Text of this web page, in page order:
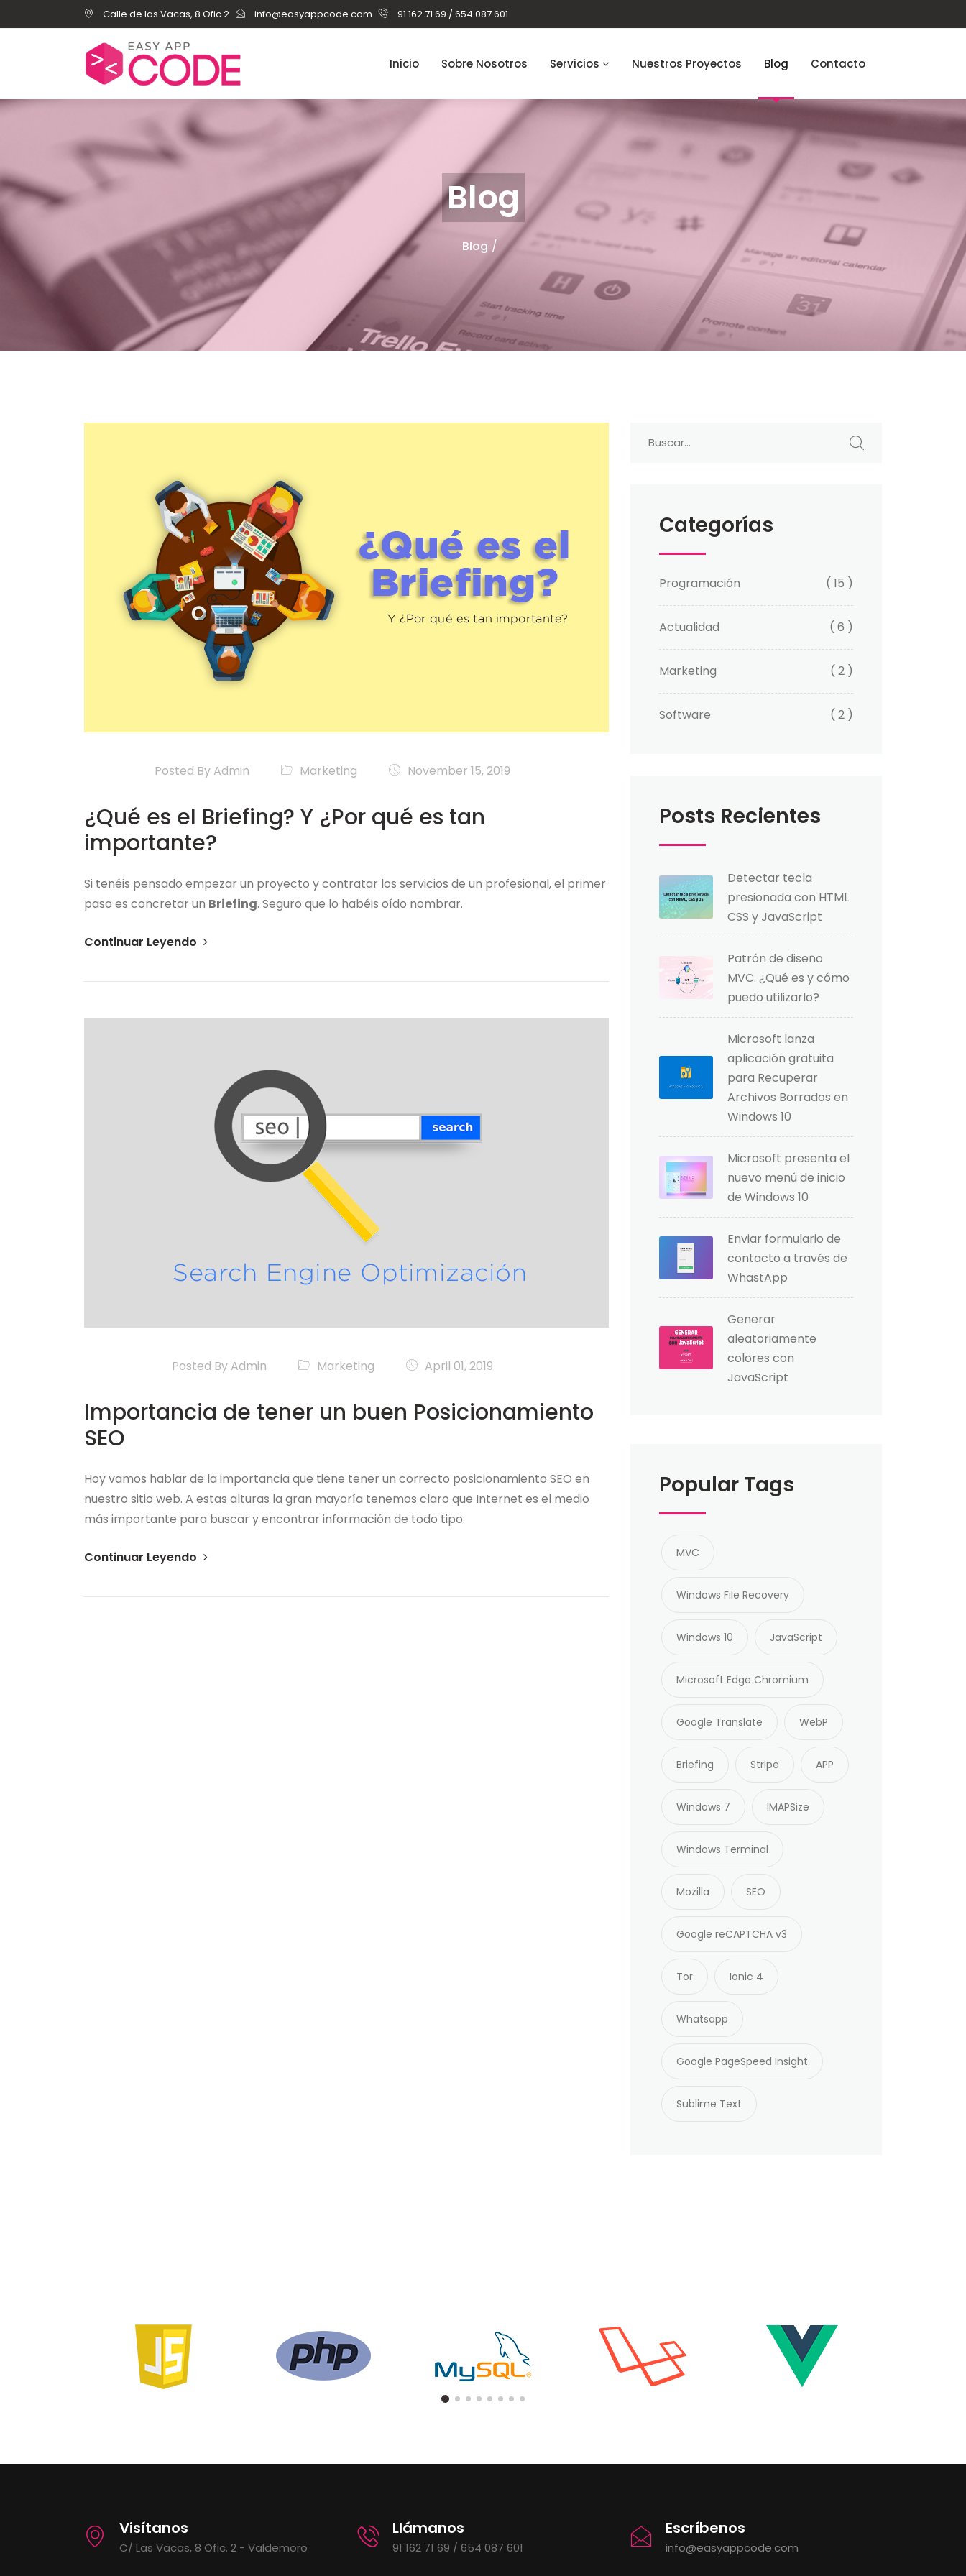
Calle de las Vacas, 8 Ofic.2 info@easyappcode.com 91 162 71 69 / 654 087 601
Inicio Sobre Nosotros Servicios Nuestros Proyectos Blog Contacto
Blog
Blog
Posted ByAdmin Marketing November 15, 2019
¿Qué es el Briefing? Y ¿Por qué es tan
importante?
Si tenéis pensado empezar un proyecto y contratar los servicios de un profesional, el primer
paso es concretar un Briefing. Seguro que lo habéis oído nombrar.
Continuar Leyendo
Posted ByAdmin Marketing April 01, 2019
Importancia de tener un buen Posicionamiento
SEO
Hoy vamos hablar de la importancia que tiene tener un correcto posicionamiento SEO en
nuestro sitio web. A estas alturas la gran mayoría tenemos claro que Internet es el medio
más importante para buscar y encontrar información de todo tipo.
Continuar Leyendo
Categorías
Programación ( 15 )
Actualidad ( 6 )
Marketing ( 2 )
Software ( 2 )
Posts Recientes
Detectar tecla
presionada con HTML
CSS y JavaScript
Patrón de diseño
MVC. ¿Qué es y cómo
puedo utilizarlo?
Microsoft lanza
aplicación gratuita
para Recuperar
Archivos Borrados en
Windows 10
Microsoft presenta el
nuevo menú de inicio
de Windows 10
Enviar formulario de
contacto a través de
WhastApp
Generar
aleatoriamente
colores con
JavaScript
Popular Tags
MVC
Windows File Recovery
Windows 10 JavaScript
Microsoft Edge Chromium
Google Translate WebP
Briefing Stripe APP
Windows 7 IMAPSize
Windows Terminal
Mozilla SEO
Google reCAPTCHA v3
Tor Ionic 4
Whatsapp
Google PageSpeed Insight
Sublime Text
Visítanos
C/ Las Vacas, 8 Ofic. 2 - Valdemoro
Llámanos
91 162 71 69 / 654 087 601
Escríbenos
info@easyappcode.com